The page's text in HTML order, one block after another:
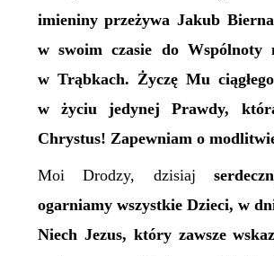
imieniny przeżywa Jakub
w swoim czasie do Wspólnoty
w Trąbkach. ŻyczęMu
w życiu jedynej Prawdy,
Chrystus! Zapewniam o
Moi Drodzy, dzisiaj
ogarniamy wszystkie Dzieci, w
Niech Jezus, który zawsze